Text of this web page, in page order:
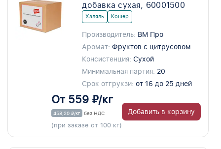
добавка сухая, 60001500
Халяль Кошер
Производитель: ВМ Про
Аромат: Фруктов с цитрусовом
Консистенция: Сухой
Минимальная партия: 20
Срок отгрукзи: от 16 до 25 дней
От 559 ₽/кг
458,20 ₽/кг без НДС
(при заказе от 100 кг)
Добавить в корзину